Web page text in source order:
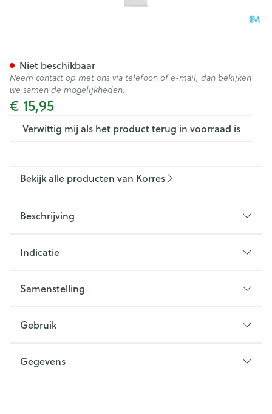
€ 15,95
Verwittig mij als het product terug in voorraad is
Niet beschikbaar
Neem contact op met ons via telefoon of e-mail, dan bekijken
we samen de mogelijkheden.
Bekijk alle producten van Korres
Beschrijving
Indicatie
Samenstelling
Gebruik
Gegevens